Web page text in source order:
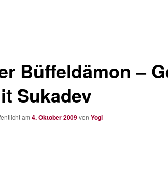
Büffeldämon –
Sukadev
am 4. Oktober 2009von Yogi